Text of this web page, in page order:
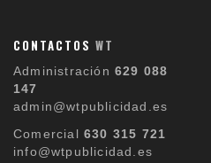
CONTACTOS WT
Administración 629 088
147
admin@wtpublicidad.es
Comercial 630 315 721
info@wtpublicidad.es